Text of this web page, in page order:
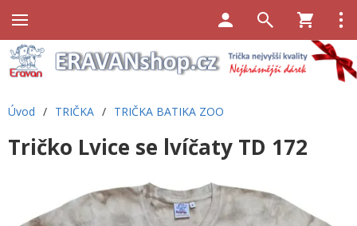
Úvod / TRIČKA / TRIČKA BATIKA ZOO
Tričko Lvice se lvíčaty TD 172